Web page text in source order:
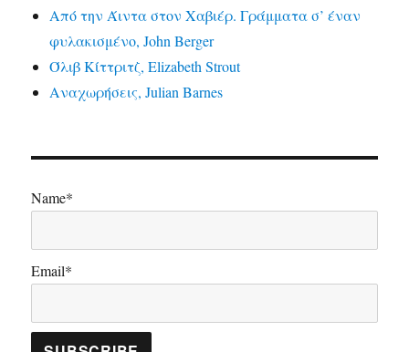
Από την Άιντα στον Χαβιέρ. Γράμματα σ’ έναν
φυλακισμένο, John Berger
Όλιβ Κίττριτζ, Elizabeth Strout
Αναχωρήσεις, Julian Barnes
Name*
Email*